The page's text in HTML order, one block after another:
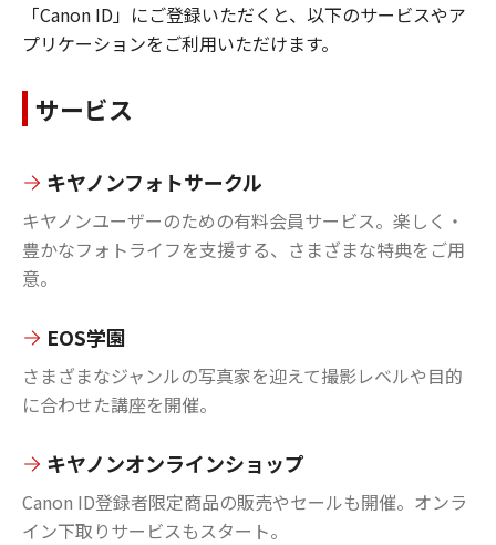
「Canon ID」にご登録いただくと、以下のサービスやア
プリケーションをご利用いただけます。
サービス
キヤノンフォトサークル
キヤノンユーザーのための有料会員サービス。楽しく・
豊かなフォトライフを支援する、さまざまな特典をご用
意。
EOS学園
さまざまなジャンルの写真家を迎えて撮影レベルや目的
に合わせた講座を開催。
キヤノンオンラインショップ
Canon ID登録者限定商品の販売やセールも開催。オンラ
イン下取りサービスもスタート。